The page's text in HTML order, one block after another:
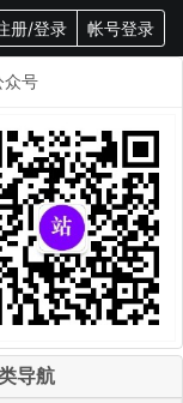
册/登录 帐号登录
众号
导航